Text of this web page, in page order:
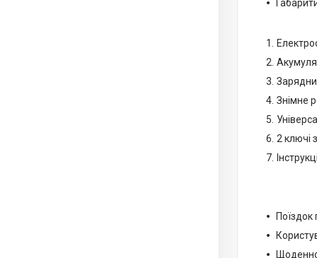
Знімне
2 ключі
Поїздок